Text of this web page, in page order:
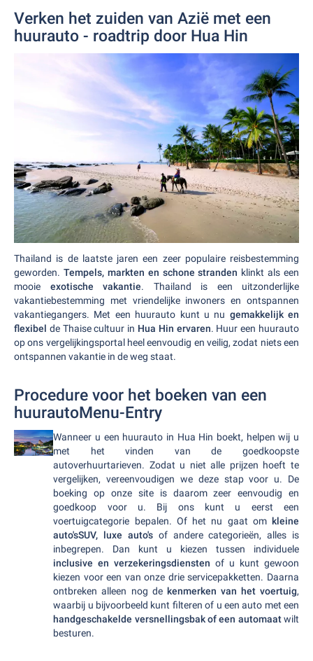
Verken het zuiden van Azië met een
huurauto - roadtrip door Hua Hin
Thailand is de laatste jaren een zeer populaire reisbestemming
geworden. Tempels, markten en schone stranden klinkt als een
mooie exotische vakantie. Thailand is een uitzonderlijke
vakantiebestemming met vriendelijke inwoners en ontspannen
vakantiegangers. Met een huurauto kunt u nu gemakkelijk en
flexibel de Thaise cultuur in Hua Hin ervaren. Huur een huurauto
op ons vergelijkingsportal heel eenvoudig en veilig, zodat niets een
ontspannen vakantie in de weg staat.
Procedure voor het boeken van een
huurautoMenu-Entry
Wanneer u een huurauto in Hua Hin boekt, helpen wij u
met het vinden van de goedkoopste
autoverhuurtarieven. Zodat u niet alle prijzen hoeft te
vergelijken, vereenvoudigen we deze stap voor u. De
boeking op onze site is daarom zeer eenvoudig en
goedkoop voor u. Bij ons kunt u eerst een
voertuigcategorie bepalen. Of het nu gaat om kleine
auto'sSUV, luxe auto'sof andere categorieën, alles is
inbegrepen. Dan kunt u kiezen tussen individuele
inclusive en verzekeringsdiensten of u kunt gewoon
kiezen voor een van onze drie servicepakketten. Daarna
ontbreken alleen nog de kenmerken van het voertuig,
waarbij u bijvoorbeeld kunt filteren of u een auto met een
handgeschakelde versnellingsbak of een automaatwilt
besturen.